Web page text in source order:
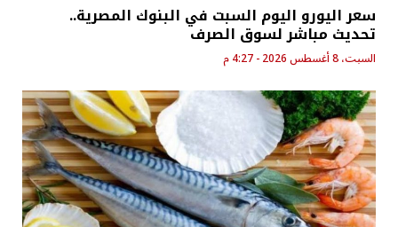
سعر اليورو اليوم السبت في البنوك المصرية..
تحديث مباشر لسوق الصرف
السبت، 8 أغسطس 2026 - 4:27 م